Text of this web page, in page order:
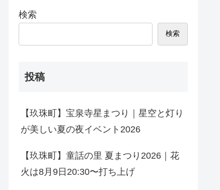
検索
検索
投稿
【玖珠町】宝泉寺星まつり｜星空と灯り
が美しい夏の夜イベント2026
【玖珠町】童話の里 夏まつり2026｜花
火は8月9日20:30〜打ち上げ